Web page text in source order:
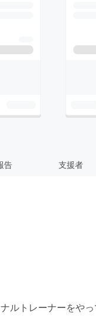
告 支援者
ルトレーナーをや